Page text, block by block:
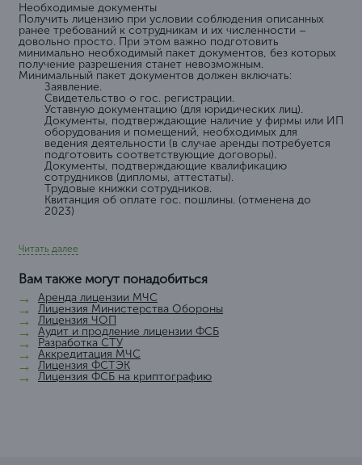
Необходимые документы
Получить лицензию при условии соблюдения описанных
ранее требований к сотрудникам и их численности –
довольно просто. При этом важно подготовить
минимально необходимый пакет документов, без которых
получение разрешения станет невозможным.
Минимальный пакет документов должен включать:
Заявление.
Свидетельство о гос. регистрации.
Уставную документацию (для юридических лиц).
Документы, подтверждающие наличие у фирмы или ИП
оборудования и помещений, необходимых для
ведения деятельности (в случае аренды потребуется
подготовить соответствующие договоры).
Документы, подтверждающие квалификацию
сотрудников (дипломы, аттестаты).
Трудовые книжки сотрудников.
Квитанция об оплате гос. пошлины. (отменена до
2023)
Читать далее
Вам также могут понадобиться
Аренда лицензии МЧС
Лицензия Министерства Обороны
Лицензия ЧОП
Аудит и продление лицензии ФСБ
Разработка СТУ
Аккредитация МЧС
Лицензия ФСТЭК
Лицензия ФСБ на криптографию